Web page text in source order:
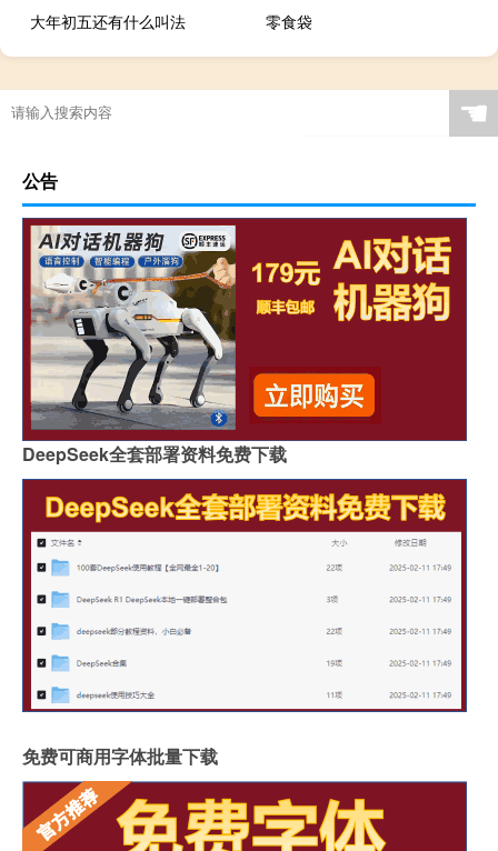
大年初五还有什么叫法
零食袋
☚
公告
DeepSeek全套部署资料免费下载
免费可商用字体批量下载